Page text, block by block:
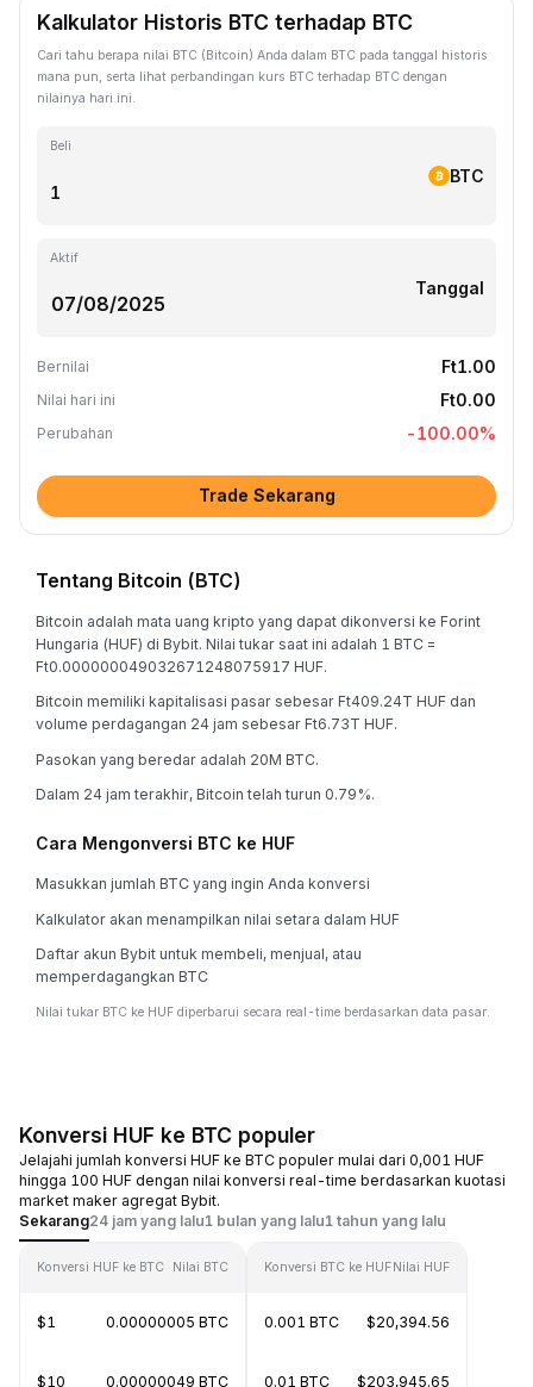
Kalkulator Historis BTC terhadap BTC
Cari tahu berapa nilai BTC (Bitcoin) Anda dalam BTC pada tanggal historis
mana pun, serta lihat perbandingan kurs BTC terhadap BTC dengan
nilainya hari ini.
Beli
BTC
Aktif
Tanggal
Bernilai Ft1.00
Nilai hari ini Ft0.00
Perubahan -100.00%
Trade Sekarang
Tentang Bitcoin (BTC)
Bitcoin adalah mata uang kripto yang dapat dikonversi ke Forint
Hungaria (HUF) di Bybit. Nilai tukar saat ini adalah 1 BTC =
Ft0.000000049032671248075917 HUF.
Bitcoin memiliki kapitalisasi pasar sebesar Ft409.24T HUF dan
volume perdagangan 24 jam sebesar Ft6.73T HUF.
Pasokan yang beredar adalah 20M BTC.
Dalam 24 jam terakhir, Bitcoin telah turun 0.79%.
Cara Mengonversi BTC ke HUF
Masukkan jumlah BTC yang ingin Anda konversi
Kalkulator akan menampilkan nilai setara dalam HUF
Daftar akun Bybit untuk membeli, menjual, atau
memperdagangkan BTC
Nilai tukar BTC ke HUF diperbarui secara real-time berdasarkan data pasar.
Konversi HUF ke BTC populer
Jelajahi jumlah konversi HUF ke BTC populer mulai dari 0,001 HUF
hingga 100 HUF dengan nilai konversi real-time berdasarkan kuotasi
market maker agregat Bybit.
Sekarang24 jam yang lalu1 bulan yang lalu1 tahun yang lalu
Konversi HUF ke BTC Nilai BTC
$1 0.00000005 BTC
$10 0.00000049 BTC
Konversi BTC ke HUFNilai HUF
0.001 BTC $20,394.56
0.01 BTC $203,945.65